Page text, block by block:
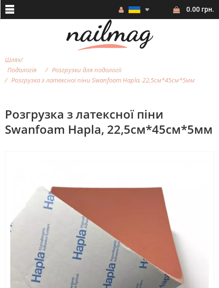
0.00 грн.
Шлях
Подологія
Розгрузки для подології
Розгрузка з латексної піни Swanfoam Hapla, 22,5см*45см*5мм
Розгрузка з латексної піни
Swanfoam Hapla, 22,5см*45см*5мм